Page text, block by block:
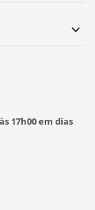
17h00 em dias
